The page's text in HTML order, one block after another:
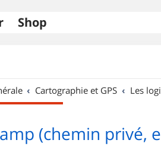
Shop
Cartographie et GPS Les
(chemin privé,